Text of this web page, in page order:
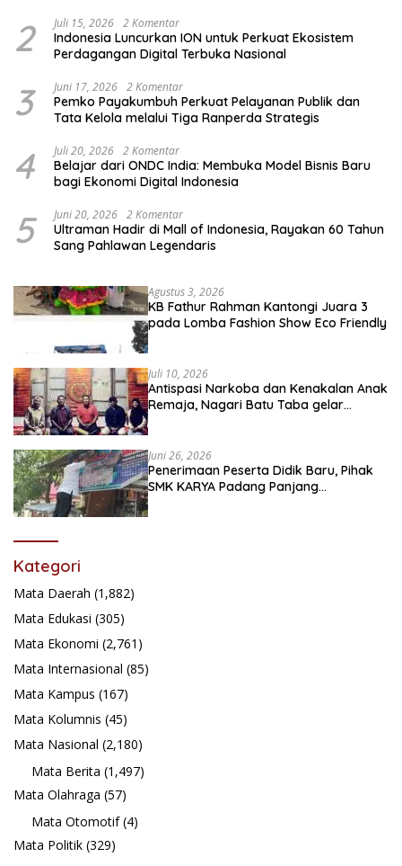
2 Juli 15, 2026 2 Komentar
Indonesia Luncurkan ION untuk Perkuat Ekosistem
Perdagangan Digital Terbuka Nasional
3 Juni 17, 2026 2 Komentar
Pemko Payakumbuh Perkuat Pelayanan Publik dan
Tata Kelola melalui Tiga Ranperda Strategis
4 Juli 20, 2026 2 Komentar
Belajar dari ONDC India: Membuka Model Bisnis Baru
bagi Ekonomi Digital Indonesia
5 Juni 20, 2026 2 Komentar
Ultraman Hadir di Mall of Indonesia, Rayakan 60 Tahun
Sang Pahlawan Legendaris
Agustus 3, 2026
KB Fathur Rahman Kantongi Juara 3
pada Lomba Fashion Show Eco Friendly
Juli 10, 2026
Antispasi Narkoba dan Kenakalan Anak
Remaja, Nagari Batu Taba gelar
Juni 26, 2026
Penerimaan Peserta Didik Baru, Pihak
SMK KARYA Padang Panjang
Kategori
Mata Daerah (1,882)
Mata Edukasi (305)
Mata Ekonomi (2,761)
Mata Internasional (85)
Mata Kampus (167)
Mata Kolumnis (45)
Mata Nasional (2,180)
Mata Berita (1,497)
Mata Olahraga (57)
Mata Otomotif(4)
Mata Politik (329)